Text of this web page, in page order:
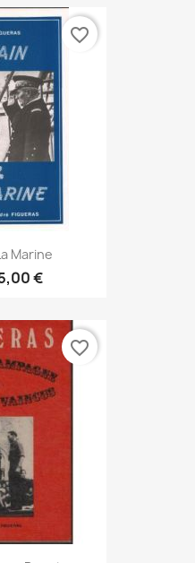
Marine
€
favorite_border
favorite_border